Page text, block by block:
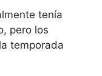
tenía
pero los
temporada